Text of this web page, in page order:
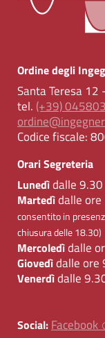
Ordine degli
Santa Teresa
tel. (+39)
Codice fiscale:
Orari Segreteria
Lunedìdalle
Martedìdalle
consentito in
chiusura delle 18.30)
Mercoledìdalle
Giovedìdalle ore
Venerdìdalle
Social: Facebook